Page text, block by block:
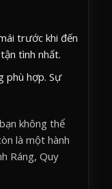
trước khi đến
tình nhất.
phù hợp. Sự
không thể
là một hành
Ráng, Quy